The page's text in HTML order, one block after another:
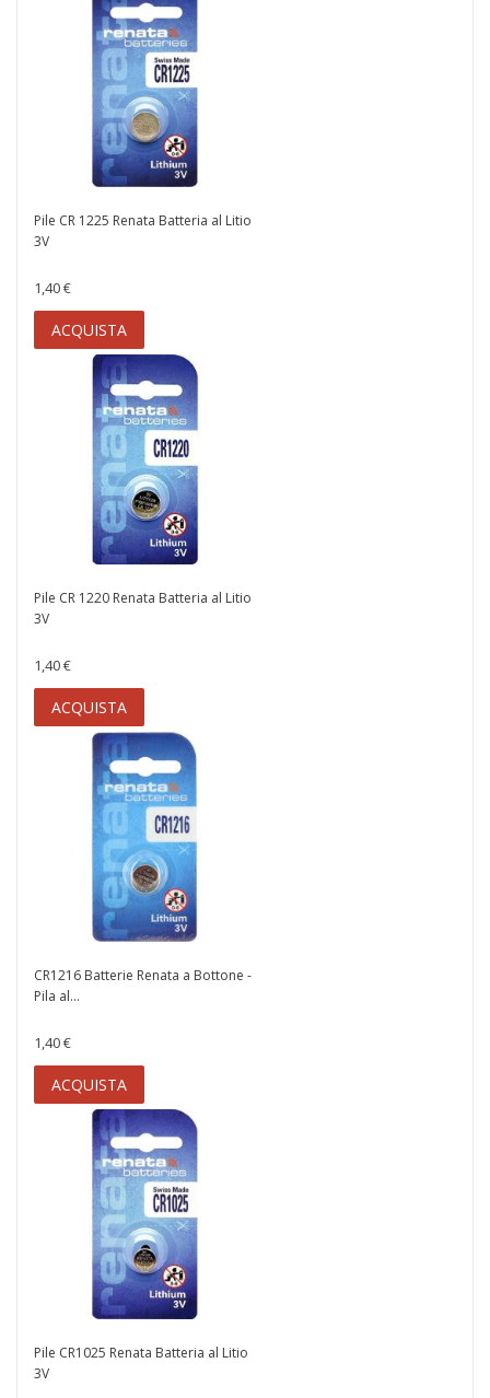
Pile CR 1225 Renata Batteria al Litio
3V
1,40 €
ACQUISTA
Pile CR 1220 Renata Batteria al Litio
3V
1,40 €
ACQUISTA
CR1216 Batterie Renata a Bottone -
Pila al...
1,40 €
ACQUISTA
Pile CR1025 Renata Batteria al Litio
3V